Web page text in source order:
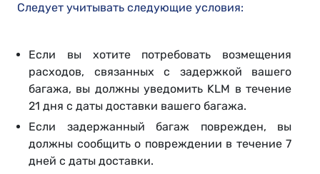
Следует учитывать следующие условия:
Если вы хотите потребовать возмещения
расходов, связанных с задержкой вашего
багажа, вы должны уведомить KLM в течение
21 дня с даты доставки вашего багажа.
Если задержанный багаж поврежден, вы
должны сообщить о повреждении в течение 7
дней с даты доставки.